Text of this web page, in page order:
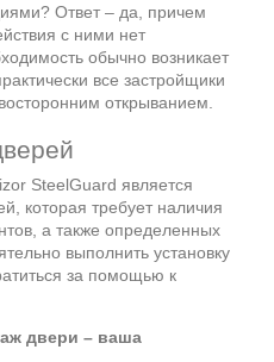
Ответ – да, причем
с ними нет
обычно возникает
все застройщики
открыванием.
SteelGuard является
которая требует наличия
а также определенных
выполнить установку
за помощью к
двери – ваша